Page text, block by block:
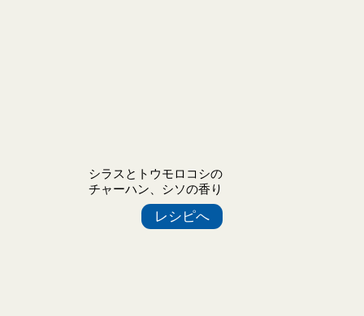
シラスとトウモロコシの
チャーハン、シソの香り
レシピへ